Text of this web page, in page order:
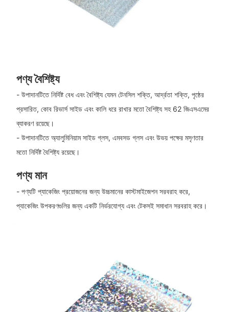
পণ্য বৈশিষ্ট্য
- উপাদানটিতে নির্দিষ্ট বেধ এবং বৈশিষ্ট্য যেমন টেনসিল শক্তি, আর্দ্রতা শক্তি, পৃষ্ঠের
প্রসারিত, কোব রিভার্স সাইড এবং কালি ধরে রাখার মতো বৈশিষ্ট্য সহ 62 জিএসএমের
ব্যাকরণ রয়েছে।
- উপাদানটিতে অ্যালুমিনিয়াম সাইড গ্লস, এমবসড গ্লস এবং উভয় পক্ষের মসৃণতার
মতো নির্দিষ্ট বৈশিষ্ট্য রয়েছে।
পণ্য মান
- পণ্যটি প্যাকেজিং প্রয়োজনের জন্য উচ্চমানের কাস্টমাইজেশন সরবরাহ করে,
প্যাকেজিং উপকরণগুলির জন্য একটি নির্ভরযোগ্য এবং টেকসই সমাধান সরবরাহ করে।